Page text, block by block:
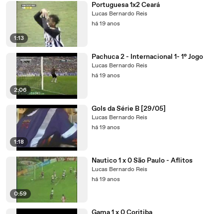
1:13
Portuguesa 1x2 Ceará
Lucas Bernardo Reis
há 19 anos
2:06
Pachuca 2 - Internacional 1- 1° Jogo
Lucas Bernardo Reis
há 19 anos
1:18
Gols da Série B [29/05]
Lucas Bernardo Reis
há 19 anos
0:59
Nautico 1 x 0 São Paulo - Aflitos
Lucas Bernardo Reis
há 19 anos